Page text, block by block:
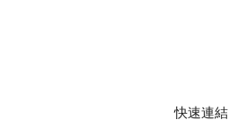
快速連結